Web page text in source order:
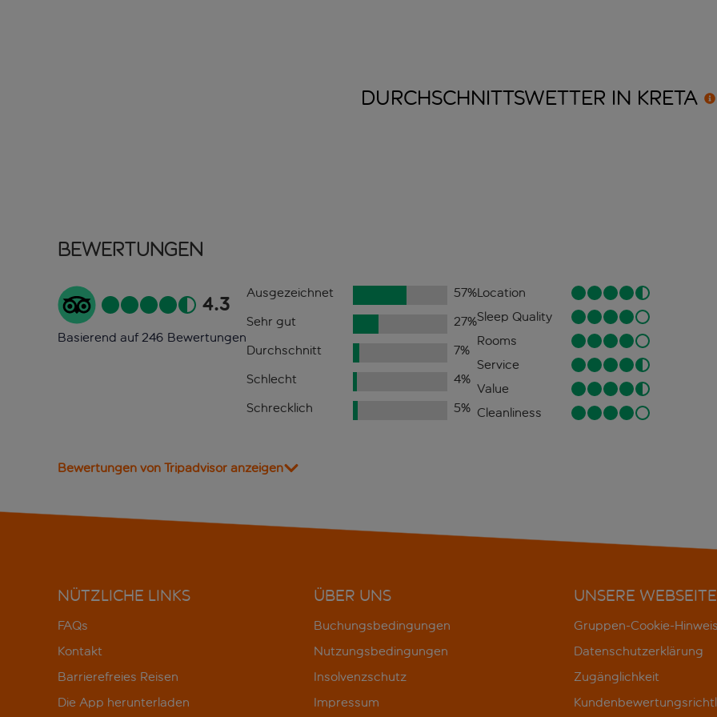
DURCHSCHNITTSWETTER IN KRETA
Bewertungen
4.3
Basierend auf 246 Bewertungen
Ausgezeichnet 57%
Sehr gut
27%
Durchschnitt
7%
Schlecht
4%
Schrecklich
5%
Location
Sleep Quality
Rooms
Service
Value
Cleanliness
Bewertungen von Tripadvisor anzeigen
NÜTZLICHE LINKS
FAQs
Kontakt
Barrierefreies Reisen
Die App herunterladen
ÜBER UNS
Buchungsbedingungen
Nutzungsbedingungen
Insolvenzschutz
Impressum
UNSERE WEBSEITE
Gruppen-Cookie-Hinweis
Datenschutzerklärung
Zugänglichkeit